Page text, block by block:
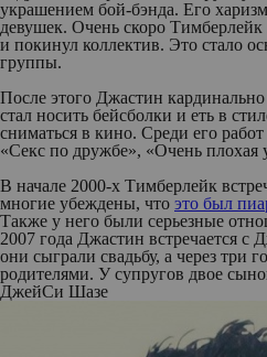
украшением бой-бэнда. Его
девушек. Очень скоро Тимберлейк
и покинул коллектив. Это стало
группы.
После этого Джастин
стал носить бейсболки и еть в
сниматься в кино. Среди его
«Секс по дружбе», «Очень плохая
В начале 2000-х Тимберлейк
многие убеждены, что это был
Также у него были серьезные
2007 года Джастин встречается с
они сыграли свадьбу, а через три
родителями. У супругов двое
ДжейСи Шазе